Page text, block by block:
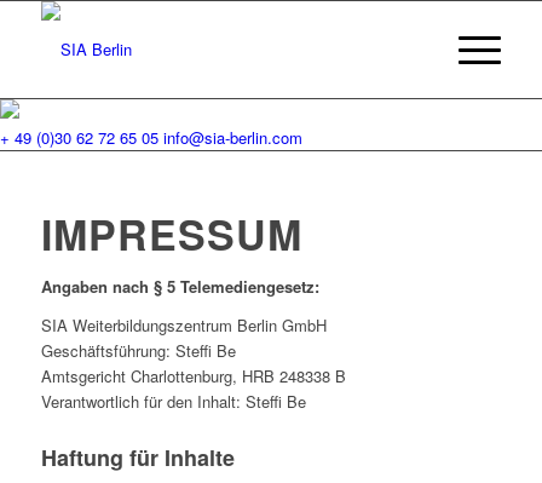
+ 49 (0)30 62 72 65 05 info@sia-berlin.com
IMPRESSUM
Angaben nach § 5 Telemediengesetz:
SIA Weiterbildungszentrum Berlin GmbH
Geschäftsführung: Steffi Be
Amtsgericht Charlottenburg, HRB 248338 B
Verantwortlich für den Inhalt: Steffi Be
Haftung für Inhalte